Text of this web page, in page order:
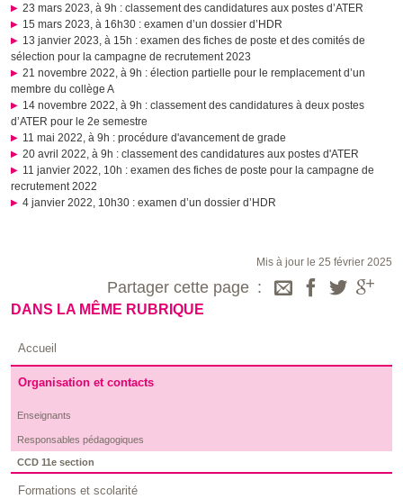
23 mars 2023, à 9h : classement des candidatures aux postes d’ATER
15 mars 2023, à 16h30 : examen d’un dossier d’HDR
13 janvier 2023, à 15h : examen des fiches de poste et des comités de
sélection pour la campagne de recrutement 2023
21 novembre 2022, à 9h : élection partielle pour le remplacement d’un
membre du collège A
14 novembre 2022, à 9h : classement des candidatures à deux postes
d’ATER pour le 2e semestre
11 mai 2022, à 9h : procédure d'avancement de grade
20 avril 2022, à 9h : classement des candidatures aux postes d'ATER
11 janvier 2022, 10h : examen des fiches de poste pour la campagne de
recrutement 2022
4 janvier 2022, 10h30 : examen d’un dossier d’HDR
Mis à jour le 25 février 2025
Partager cette page
DANS LA MÊME RUBRIQUE
Accueil
Organisation et contacts
Enseignants
Responsables pédagogiques
CCD 11e section
Formations et scolarité